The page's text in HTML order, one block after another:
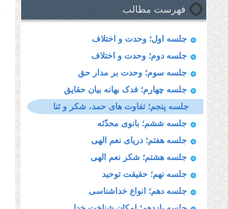
فهرست مطالب
جلسه اول؛ وحدت و اختلاف
جلسه دوم؛ وحدت و اختلاف
جلسه سوم؛ وحدت بر مدار حق
جلسه چهارم؛ فدک بهانه بیان حقایق
جلسه پنجم؛ تفاوت های حمد، شکر و ثنا
جلسه ششم؛ بانوی محدّثه
جلسه هفتم؛ دریای نعم الهی
جلسه هشتم؛ شکر نعم الهی
جلسه نهم؛ حقیقت توحید
جلسه دهم؛ انواع خداشناسی